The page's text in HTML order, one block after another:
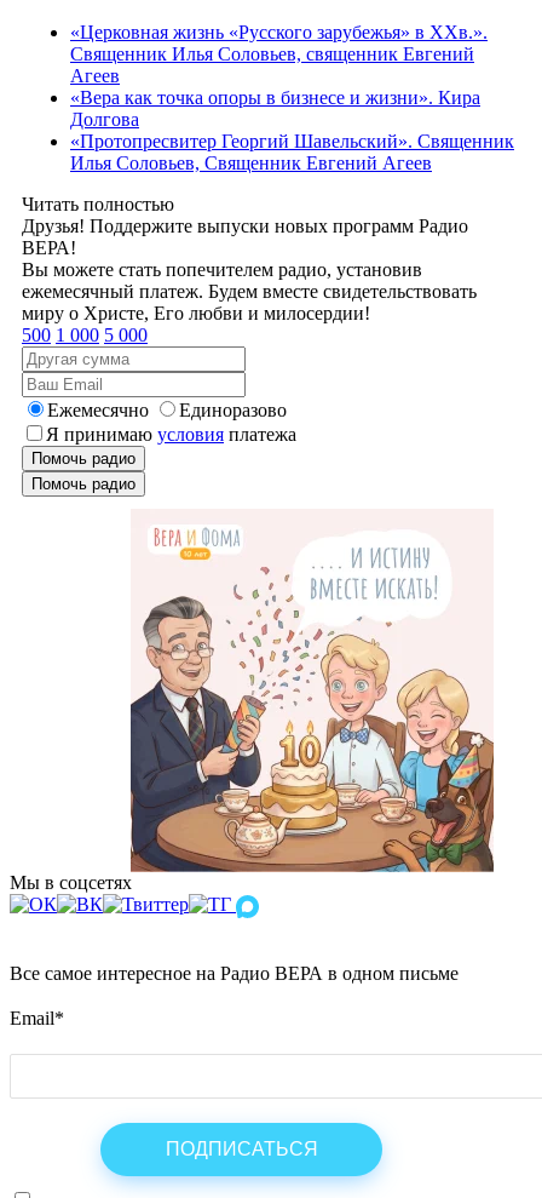
«Церковная жизнь «Русского зарубежья» в ХХв.».
Священник Илья Соловьев, священник Евгений
Агеев
«Вера как точка опоры в бизнесе и жизни». Кира
Долгова
«Протопресвитер Георгий Шавельский». Священник
Илья Соловьев, Священник Евгений Агеев
Читать полностью
Друзья! Поддержите выпуски новых программ Радио
ВЕРА!
Вы можете стать попечителем радио, установив
ежемесячный платеж. Будем вместе свидетельствовать
миру о Христе, Его любви и милосердии!
500 1 000 5 000
Ежемесячно
Единоразово
Я принимаю условия платежа
Помочь радио
Помочь радио
Мы в соцсетях
Все самое интересное на Радио ВЕРА в одном письме
Email*